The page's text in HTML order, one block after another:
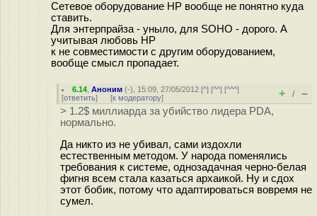
Сетевое оборудование HP вообще не понятно куда
ставить.
Для энтерпрайза - уныло, для SOHO - дорого. А
учитывая любовь HP
к не совместимости с другим оборудованием,
вообще смысл пропадает.
6.14 ,Аноним (-), 15:09, 27/05/2012 [^] [^^] [^^^]
[ответить] [к модератору] + / –
> 1.2$ миллиарда за убийство лидера PDA,
нормально.
Да никто из не убивал, сами издохли
естественным методом. У народа поменялись
требования к системе, однозадачная черно-белая
фигня всем стала казаться архаикой. Ну и сдох
этот бобик, потому что адаптироваться вовремя не
сумел.